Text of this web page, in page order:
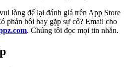
lòng để lại đánh giá trên App Store
phản hồi hay gặp sự cố? Email cho
. Chúng tôi đọc mọi tin nhắn.